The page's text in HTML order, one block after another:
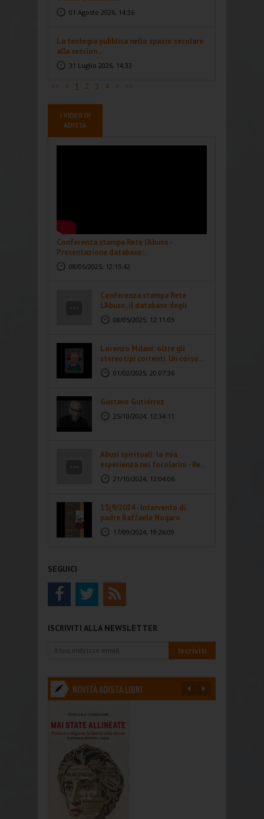
01 Agosto 2026, 14:36
La teologia pubblica nello spazio secolare
alla session...
31 Luglio 2026, 14:33
<< < 1 2 3 4 > >>
I VIDEO DI
ADISTA
Conferenza stampa Rete l'Abuso -
Presentazione database...
08/05/2025, 12:15:42
Conferenza stampa Rete
L'Abuso, il database degli
abusi...08/05/2025, 12:11:03
Lorenzo Milani: oltre gli
stereotipi correnti. Un corso...
01/02/2025, 20:07:36
Gustavo Gutiérrez
25/10/2024, 12:34:11
Abusi spirituali: la mia
esperienza nei focolarini - Re...
21/10/2024, 12:04:06
15(9/2024 - Intervento di
padre Raffaele Nogaro
17/09/2024, 19:26:09
SEGUICI
ISCRIVITI ALLA NEWSLETTER
NOVITÀ ADISTA LIBRI